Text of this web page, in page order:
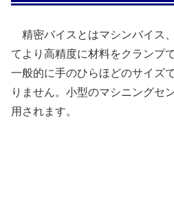
精密バイスとはマシンバイス
てより高精度に材料をクランプ
一般的に手のひらほどのサイズ
りません。小型のマシニングセ
用されます。